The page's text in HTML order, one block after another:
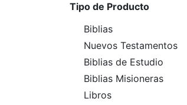
Tipo de Producto
Biblias
Nuevos Testamentos
Biblias de Estudio
Biblias Misioneras
Libros